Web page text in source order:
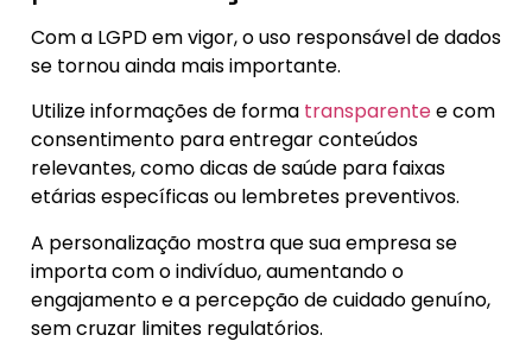
Com a LGPD em vigor, o uso responsável de dados
se tornou ainda mais importante.
Utilize informações de forma transparentee com
consentimento para entregar conteúdos
relevantes, como dicas de saúde para faixas
etárias específicas ou lembretes preventivos.
A personalização mostra que sua empresa se
importa com o indivíduo, aumentando o
engajamento e a percepção de cuidado genuíno,
sem cruzar limites regulatórios.